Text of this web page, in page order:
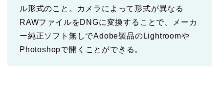
ル形式のこと。カメラによって形式が異なる
RAWファイルをDNGに変換することで、メーカ
ー純正ソフト無しでAdobe製品のLightroomや
Photoshopで開くことができる。